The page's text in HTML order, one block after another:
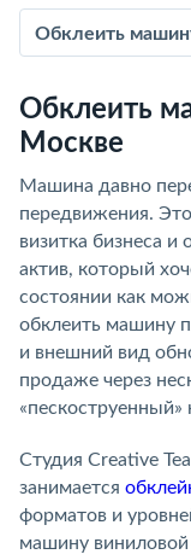
Обклеить
Обклеить
Москве
Машина давно
передвижения.
визитка бизнеса
актив, который
состоянии как
обклеить машину
и внешний вид
продаже через
«пескоструенный»
Студия Creative
занимается
форматов и
машину виниловой